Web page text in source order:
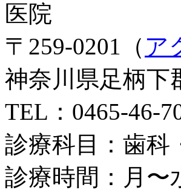
〒259-0201（ ア
神奈川県足柄下
TEL：0465-46-
診療科目：歯科
診療時間：月